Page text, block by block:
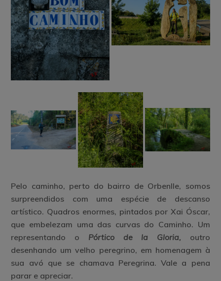
Pelo caminho, perto do bairro de Orbenlle, somos
surpreendidos com uma espécie de descanso
artístico. Quadros enormes, pintados por Xai Óscar,
que embelezam uma das curvas do Caminho. Um
representando o Pórtico de la Gloria, outro
desenhando um velho peregrino, em homenagem à
sua avó que se chamava Peregrina. Vale a pena
parar e apreciar.